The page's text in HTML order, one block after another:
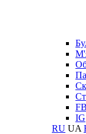
FB
IG
RU UA